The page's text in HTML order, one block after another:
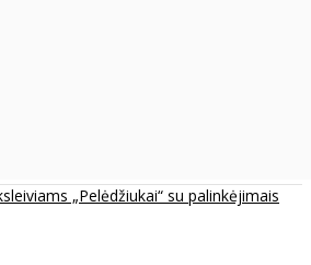
„Pelėdžiukai“ su palinkėjimais